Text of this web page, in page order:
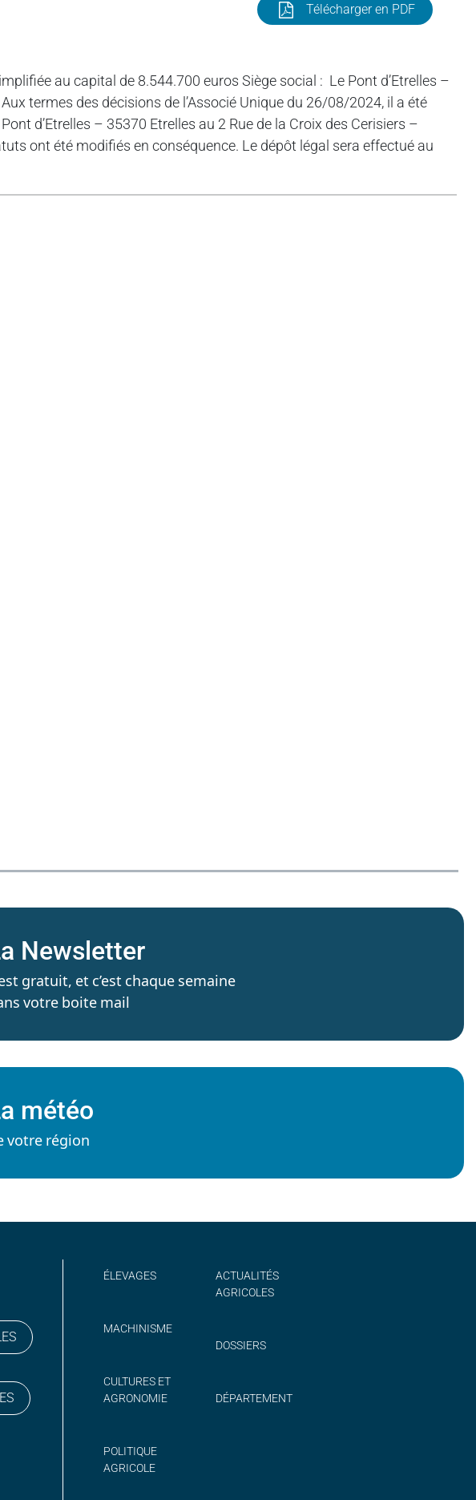
Télécharger en PDF
au capital de 8.544.700 euros Siège social : Le Pont d’Etrelles –
termes des décisions de l’Associé Unique du 26/08/2024, il a été
d’Etrelles – 35370 Etrelles au 2 Rue de la Croix des Cerisiers –
ont été modifiés en conséquence. Le dépôt légal sera effectué au
Newsletter
gratuit, et c’est chaque semaine
votre boite mail
météo
votre région
ÉLEVAGES
MACHINISME
CULTURES ET
AGRONOMIE
POLITIQUE
AGRICOLE
ACTUALITÉS
AGRICOLES
DOSSIERS
DÉPARTEMENT